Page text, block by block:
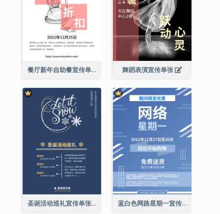
餐厅新年自助餐宣传单张 舞蹈表演宣传单张
圣诞活动巡礼宣传单张(附介绍) 蓝白色网路星期一宣传单张